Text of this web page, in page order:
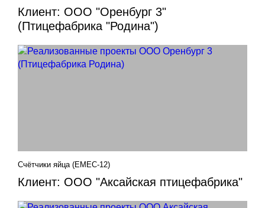
Клиент: ООО "Оренбург 3"
(Птицефабрика "Родина")
Клиент: ООО "Аксайская птицефабрика"
Счётчики яйца (EMEC-12)